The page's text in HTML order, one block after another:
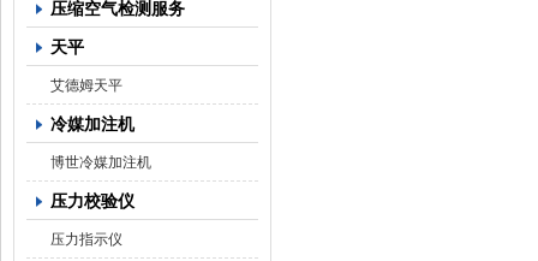
压缩空气检测服务
天平
艾德姆天平
冷媒加注机
博世冷媒加注机
压力校验仪
压力指示仪